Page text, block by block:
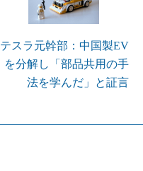
テスラ元幹部：中国製EV
を分解し「部品共用の手
法を学んだ」と証言